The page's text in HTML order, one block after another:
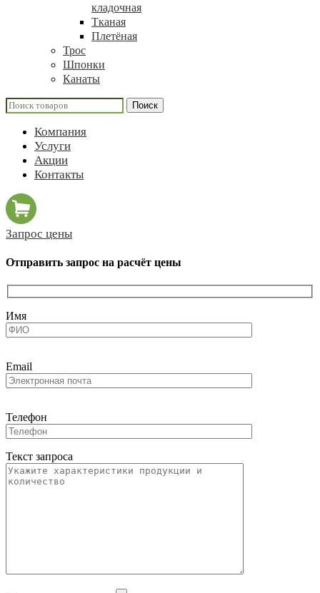
кладочная
Тканая
Плетёная
Трос
Шпонки
Канаты
Поиск
Компания
Услуги
Акции
Контакты
Запрос цены
Отправить запрос на расчёт цены
Имя
Email
Телефон
Текст запроса